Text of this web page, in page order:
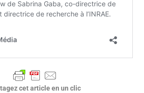
cet article en un clic